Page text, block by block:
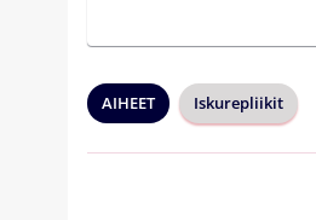
AIHEET Iskurepliikit